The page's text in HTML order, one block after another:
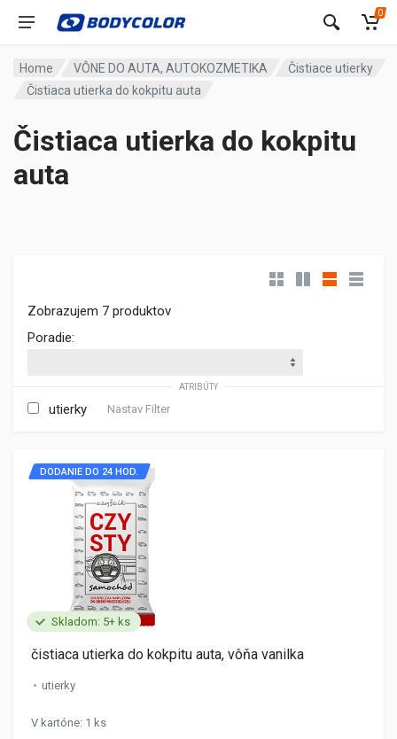
0
Home VÔNE DO AUTA, AUTOKOZMETIKA
Čistiace utierky
Čistiaca utierka do kokpitu auta
Čistiaca utierka do kokpitu
auta
Zobrazujem 7 produktov
Poradie:
ATRIBÚTY
utierky Nastav Filter
Skladom: 5+ ks
DODANIE DO 24 HOD.
čistiaca utierka do kokpitu auta, vôňa vanilka
utierky
V kartóne: 1 ks